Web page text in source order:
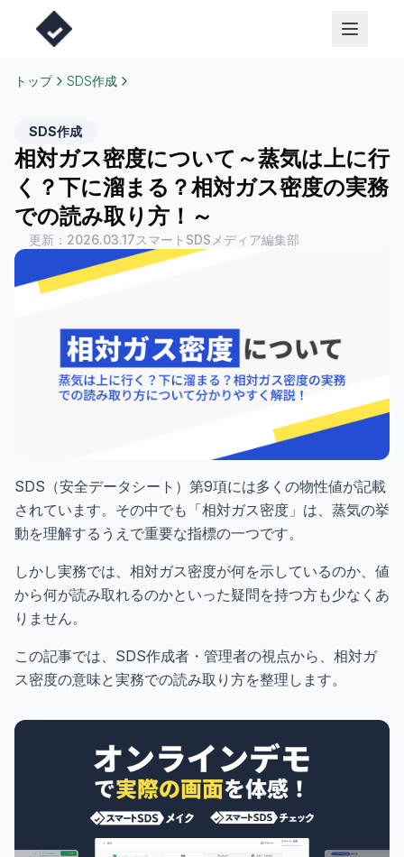
トップ SDS作成
SDS作成
相対ガス密度について～蒸気は上に行
く？下に溜まる？相対ガス密度の実務
での読み取り方！～
更新： 2026.03.17スマートSDSメディア編集部
SDS（安全データシート）第9項には多くの物性値が記載
されています。その中でも「相対ガス密度」は、蒸気の挙
動を理解するうえで重要な指標の一つです。
しかし実務では、相対ガス密度が何を示しているのか、値
から何が読み取れるのかといった疑問を持つ方も少なくあ
りません。
この記事では、SDS作成者・管理者の視点から、相対ガ
ス密度の意味と実務での読み取り方を整理します。